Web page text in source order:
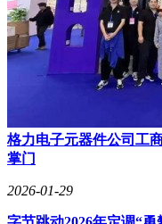
格力电子元器件公司工
掌门
2026-01-29